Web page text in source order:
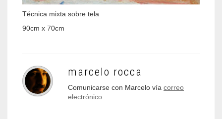
Técnica mixta sobre tela
90cm x 70cm
marcelo rocca
Comunicarse con Marcelo vía correo
electrónico